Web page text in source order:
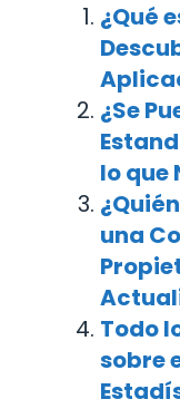
¿Qué
¿Se
lo que
una
Todo
sobre